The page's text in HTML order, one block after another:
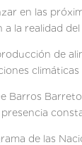
en las
a la realidad
de
climáticas
Barros
de las